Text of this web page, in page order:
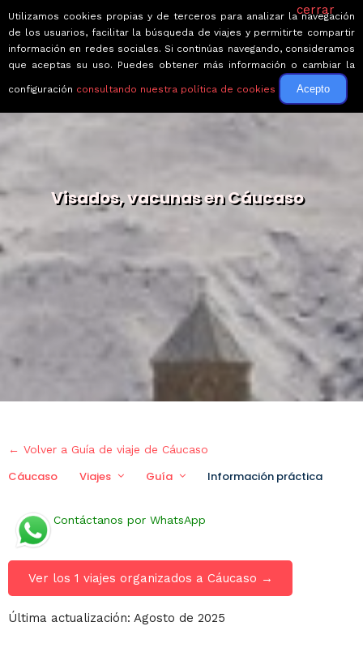
Visados, vacunas en Cáucaso
← Volver a Guía de viaje de Cáucaso
Cáucaso Viajes Guía Información práctica
Contáctanos por WhatsApp
Ver los 1 viajes organizados a Cáucaso →
Última actualización: Agosto de 2025
cerrar
Utilizamos cookies propias y de terceros para analizar la navegación
de los usuarios, facilitar la búsqueda de viajes y permitirte compartir
información en redes sociales. Si continúas navegando, consideramos
que aceptas su uso. Puedes obtener más información o cambiar la
configuración consultando nuestra política de cookies Acepto